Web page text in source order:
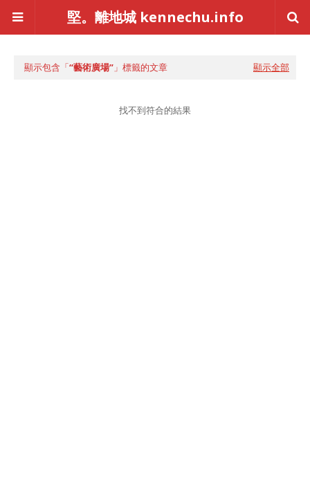
堅。離地城 kennechu.info
顯示包含「 藝術廣場 」標籤的文章 顯示全部
找不到符合的結果